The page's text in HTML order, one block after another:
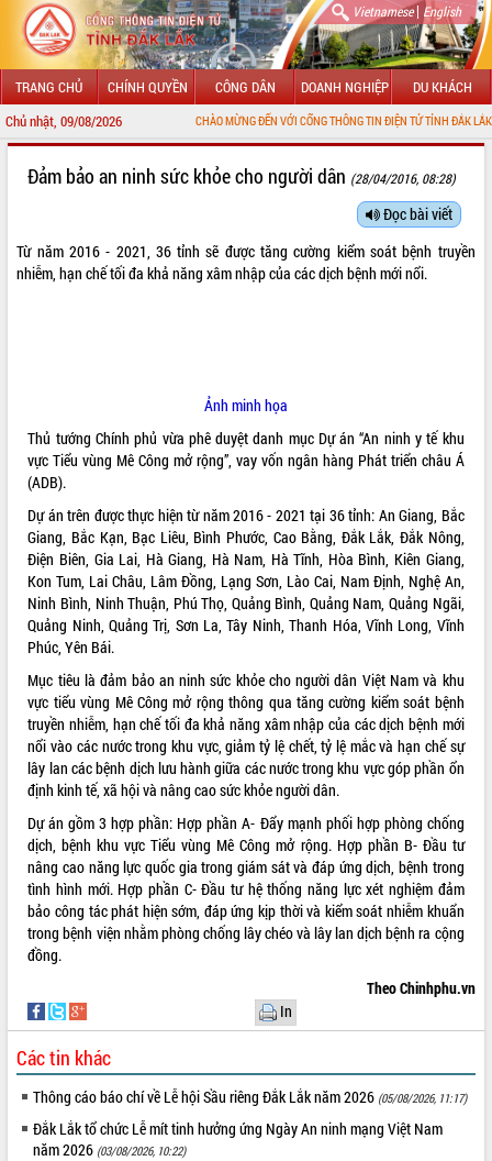
Vietnamese| English
TRANG CHỦ CHÍNH QUYỀN CÔNG DÂN DOANH NGHIỆP DU KHÁCH
Chủ nhật, 09/08/2026 CHÀO MỪNG ĐẾN VỚI CỔNG THÔNG TIN ĐIỆN TỬ TỈNH ĐẮK LẮK
TIN TỨC SỰ KIỆN
HỆ THỐNG VĂN BẢN
VĂN BẢN HĐND TỈNH
ĐIỂM TIN VĂN BẢN
QUY HOẠCH - KẾ HOẠCH
VIDEO
Không có file video nào để phát.
ALBUM ẢNH
Đảm bảo an ninh sức khỏe cho người dân (28/04/2016, 08:28)
Đọc bài viết
Từ năm 2016 - 2021, 36 tỉnh sẽ được tăng cường kiểm soát bệnh truyền
nhiễm, hạn chế tối đa khả năng xâm nhập của các dịch bệnh mới nổi.
Ảnh minh họa
Thủ tướng Chính phủ vừa phê duyệt danh mục Dự án “An ninh y tế khu
vực Tiểu vùng Mê Công mở rộng”, vay vốn ngân hàng Phát triển châu Á
(ADB).
Dự án trên được thực hiện từ năm 2016 - 2021 tại 36 tỉnh: An Giang, Bắc
Giang, Bắc Kạn, Bạc Liêu, Bình Phước, Cao Bằng, Đắk Lắk, Đắk Nông,
Điện Biên, Gia Lai, Hà Giang, Hà Nam, Hà Tĩnh, Hòa Bình, Kiên Giang,
Kon Tum, Lai Châu, Lâm Đồng, Lạng Sơn, Lào Cai, Nam Định, Nghệ An,
Ninh Bình, Ninh Thuận, Phú Thọ, Quảng Bình, Quảng Nam, Quảng Ngãi,
Quảng Ninh, Quảng Trị, Sơn La, Tây Ninh, Thanh Hóa, Vĩnh Long, Vĩnh
Phúc, Yên Bái.
Mục tiêu là đảm bảo an ninh sức khỏe cho người dân Việt Nam và khu
vực tiểu vùng Mê Công mở rộng thông qua tăng cường kiểm soát bệnh
truyền nhiễm, hạn chế tối đa khả năng xâm nhập của các dịch bệnh mới
nổi vào các nước trong khu vực, giảm tỷ lệ chết, tỷ lệ mắc và hạn chế sự
lây lan các bệnh dịch lưu hành giữa các nước trong khu vực góp phần ổn
định kinh tế, xã hội và nâng cao sức khỏe người dân.
Dự án gồm 3 hợp phần: Hợp phần A- Đẩy mạnh phối hợp phòng chống
dịch, bệnh khu vực Tiểu vùng Mê Công mở rộng. Hợp phần B- Đầu tư
nâng cao năng lực quốc gia trong giám sát và đáp ứng dịch, bệnh trong
tình hình mới. Hợp phần C- Đầu tư hệ thống năng lực xét nghiệm đảm
bảo công tác phát hiện sớm, đáp ứng kịp thời và kiểm soát nhiễm khuẩn
trong bệnh viện nhằm phòng chống lây chéo và lây lan dịch bệnh ra cộng
đồng.
Theo Chinhphu.vn
In
Các tin khác
Thông cáo báo chí về Lễ hội Sầu riêng Đắk Lắk năm 2026 (05/08/2026, 11:17)
Đắk Lắk tổ chức Lễ mít tinh hưởng ứng Ngày An ninh mạng Việt Nam
năm 2026 (03/08/2026, 10:22)